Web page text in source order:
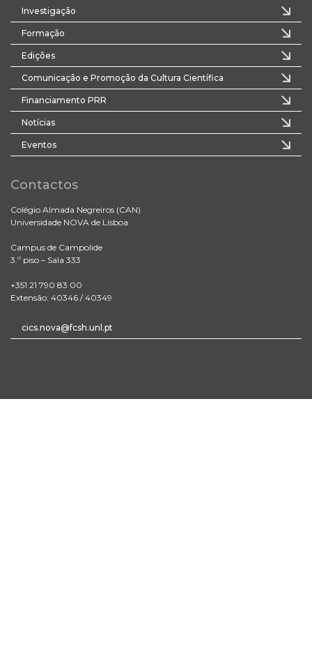
Investigação
Formação
Edições
Comunicação e Promoção da Cultura Científica
Financiamento PRR
Notícias
Eventos
Contactos
Colégio Almada Negreiros (CAN)
Universidade NOVA de Lisboa
Campus de Campolide
3.º piso – Sala 333
+351 21 790 83 00
Extensão: 40346 / 40349
cics.nova@fcsh.unl.pt